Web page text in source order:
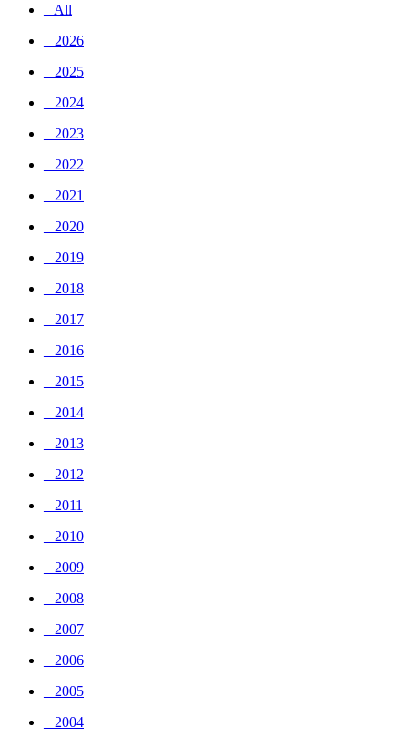
_ All
_ 2026
_ 2025
_ 2024
_ 2023
_ 2022
_ 2021
_ 2020
_ 2019
_ 2018
_ 2017
_ 2016
_ 2015
_ 2014
_ 2013
_ 2012
_ 2011
_ 2010
_ 2009
_ 2008
_ 2007
_ 2006
_ 2005
_ 2004